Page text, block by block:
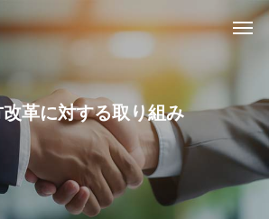
革に対する取り組み